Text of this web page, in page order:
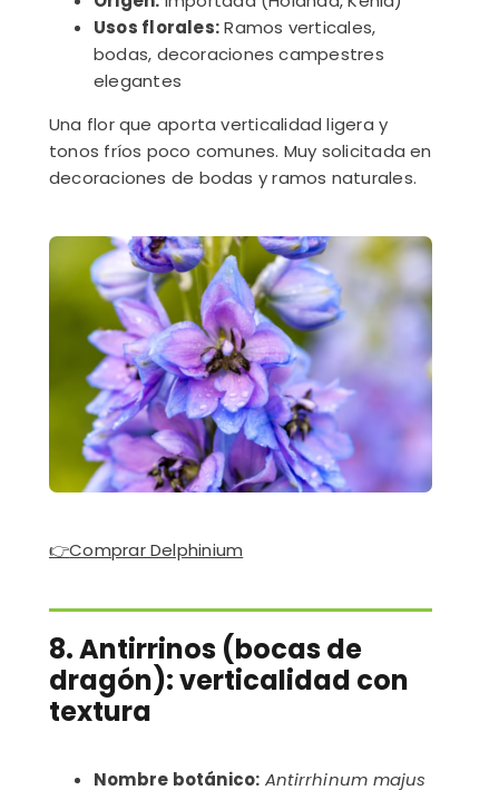
Usos florales:Ramos verticales,
bodas, decoraciones campestres
elegantes
Una flor que aporta verticalidad ligera y
tonos fríos poco comunes. Muy solicitada en
decoraciones de bodas y ramos naturales.
👉Comprar Delphinium
8. Antirrinos (bocas de
dragón): verticalidad con
textura
Nombre botánico: Antirrhinum majus